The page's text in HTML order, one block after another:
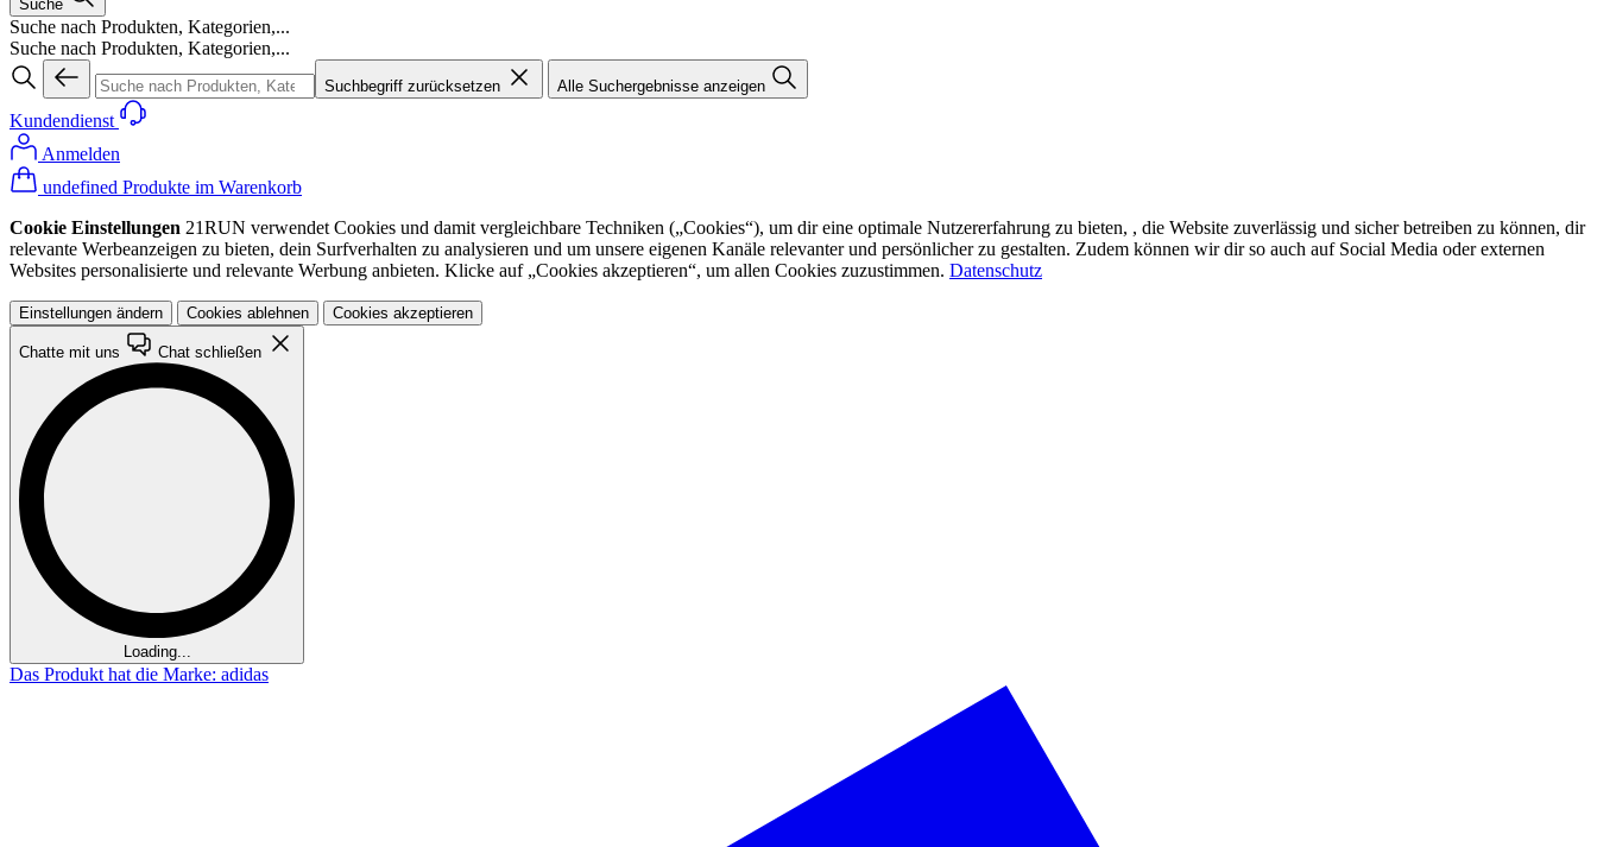
Suche
Suche nach Produkten, Kategorien,...
Suche nach Produkten, Kategorien,...
Suchbegriff zurücksetzen Alle Suchergebnisse anzeigen
Kundendienst
Anmelden
undefined Produkte im Warenkorb
Cookie Einstellungen 21RUN verwendet Cookies und damit vergleichbare Techniken („Cookies“), um dir eine optimale Nutzererfahrung zu bieten, , die Website zuverlässig und sicher betreiben zu können, dir
relevante Werbeanzeigen zu bieten, dein Surfverhalten zu analysieren und um unsere eigenen Kanäle relevanter und persönlicher zu gestalten. Zudem können wir dir so auch auf Social Media oder externen
Websites personalisierte und relevante Werbung anbieten. Klicke auf „Cookies akzeptieren“, um allen Cookies zuzustimmen. Datenschutz
Einstellungen ändern Cookies ablehnen Cookies akzeptieren
Chatte mit uns Chat schließen
Loading...
Das Produkt hat die Marke: adidas